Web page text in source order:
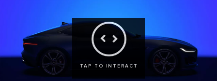
TAP TO INTERACT